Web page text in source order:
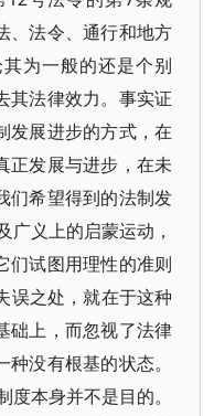
、法令、通行和地方
为一般的还是个别
其法律效力。事实证
发展进步的方式，在
正发展与进步，在未
们希望得到的法制发
广义上的启蒙运动，
们试图用理性的准则
误之处，就在于这种
础上，而忽视了法律
没有根基的状态。
本身并不是目的。